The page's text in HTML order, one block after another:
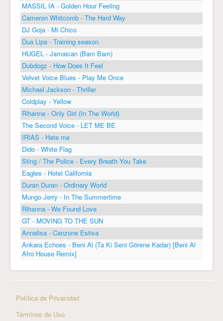
MASSIL IA - Golden Hour Feeling
Cameron Whitcomb - The Hard Way
DJ Goja - Mi Chico
Dua Lipa - Training season
HUGEL - Jamaican (Bam Bam)
Dubdogz - How Does It Feel
Velvet Voice Blues - Play Me Once
Michael Jackson - Thriller
Coldplay - Yellow
Rihanna - Only Girl (In The World)
The Second Voice - LET ME BE
IRIAS - Hate me
Dido - White Flag
Sting / The Police - Every Breath You Take
Eagles - Hotel California
Duran Duran - Ordinary World
Mungo Jerry - In The Summertime
Rihanna - We Found Love
GT - MOVING TO THE SUN
Annalisa - Canzone Estiva
Ankara Echoes - Beni Al (Ta Ki Seni Görene Kadar) [Beni Al
Afro House Remix]
Política de Privacidad
Términos de Uso